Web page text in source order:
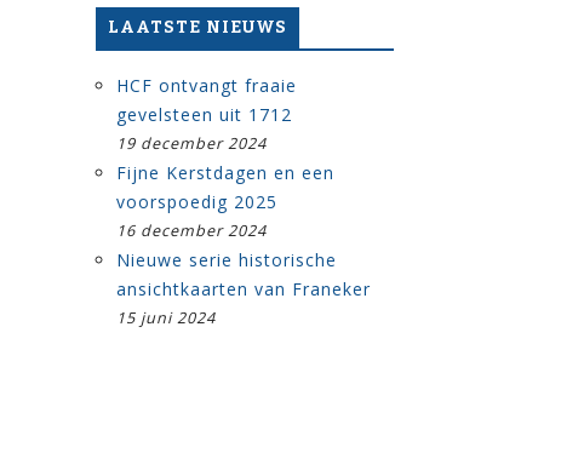
LAATSTE NIEUWS
HCF ontvangt fraaie
gevelsteen uit 1712
19 december 2024
Fijne Kerstdagen en een
voorspoedig 2025
16 december 2024
Nieuwe serie historische
ansichtkaarten van Franeker
15 juni 2024